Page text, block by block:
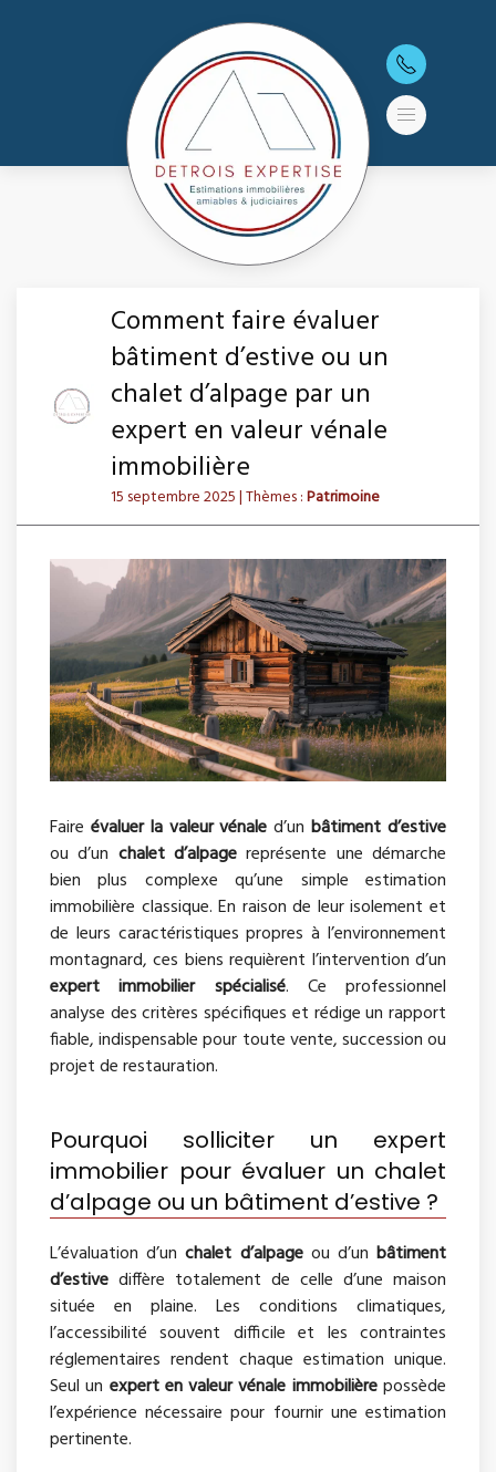
Comment faire évaluer
bâtiment d’estive ou un
chalet d’alpage par un
expert en valeur vénale
immobilière
15 septembre 2025| Thèmes :Patrimoine
Faire évaluer la valeur vénale d’unbâtiment d’estive
ou d’un chalet d’alpage représente une démarche
bien plus complexe qu’une simple estimation
immobilière classique. En raison de leur isolement et
de leurs caractéristiques propres à l’environnement
montagnard, ces biens requièrent l’intervention d’un
expert immobilier spécialisé. Ce professionnel
analyse des critères spécifiques et rédige un rapport
fiable, indispensable pour toute vente, succession ou
projet de restauration.
Pourquoi solliciter un expert
immobilier pour évaluer un chalet
d’alpage ou un bâtiment d’estive ?
L’évaluation d’unchalet d’alpageou d’unbâtiment
d’estive diffère totalement de celle d’une maison
située en plaine. Les conditions climatiques,
l’accessibilité souvent difficile et les contraintes
réglementaires rendent chaque estimation unique.
Seul un expert en valeur vénale immobilièrepossède
l’expérience nécessaire pour fournir une estimation
pertinente.